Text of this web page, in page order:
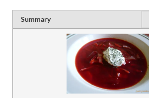
Summary